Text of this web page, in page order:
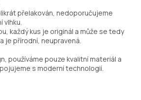
přelakován, nedoporučujeme
vlhku.
každý kus je originál a může se tedy
je přírodní, neupravená.
používáme pouze kvalitní materiál a
s moderní technologií.